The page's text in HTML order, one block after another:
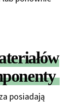
posiadają